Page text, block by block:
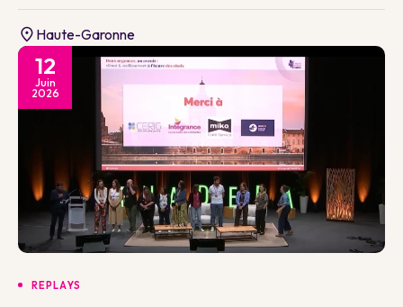
Haute-Garonne
12
Juin
2026
REPLAYS